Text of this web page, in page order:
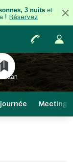
3 nuits et
! Réservez
Haan
Meetings